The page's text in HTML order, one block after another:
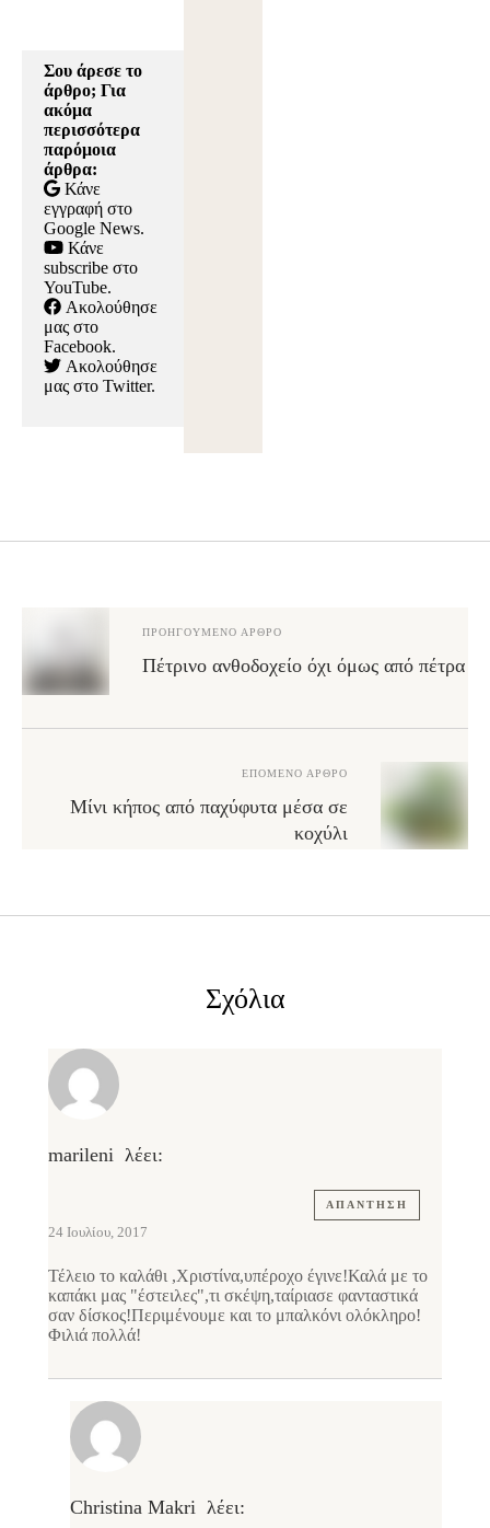
Σου άρεσε το
άρθρο; Για
ακόμα
περισσότερα
παρόμοια
άρθρα:
Κάνε
εγγραφή στο
Google News.
Κάνε
subscribe στο
YouTube.
Ακολούθησε
μας στο
Facebook.
Ακολούθησε
μας στο Twitter.
ΠΡΟΗΓΟΎΜΕΝΟ ΆΡΘΡΟ
Πέτρινο ανθοδοχείο όχι όμως από πέτρα
ΕΠΌΜΕΝΟ ΆΡΘΡΟ
Μίνι κήπος από παχύφυτα μέσα σε
κοχύλι
Σχόλια
marileni λέει:
ΑΠΆΝΤΗΣΗ
24 Ιουλίου, 2017
Τέλειο το καλάθι ,Χριστίνα,υπέροχο έγινε!Καλά με το
καπάκι μας "έστειλες",τι σκέψη,ταίριασε φανταστικά
σαν δίσκος!Περιμένουμε και το μπαλκόνι ολόκληρο!
Φιλιά πολλά!
Christina Makri λέει: